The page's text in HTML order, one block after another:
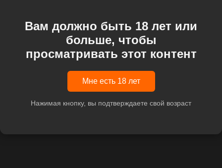
Вам должно быть 18 лет или
больше, чтобы
просматривать этот контент
Мне есть 18 лет
Нажимая кнопку, вы подтверждаете свой возраст